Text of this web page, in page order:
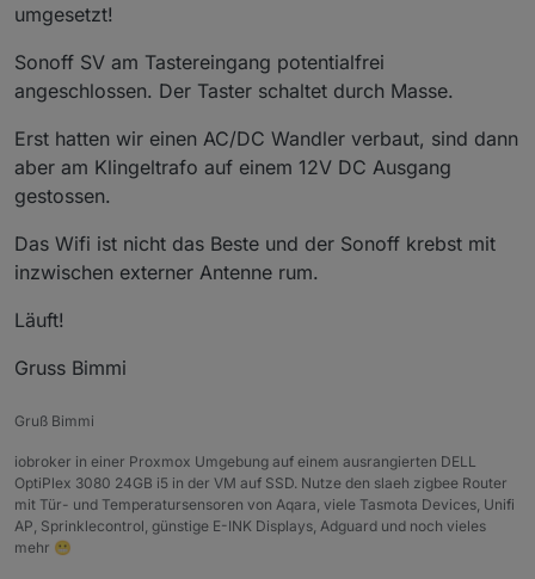
umgesetzt!
Sonoff SV am Tastereingang potentialfrei
angeschlossen. Der Taster schaltet durch Masse.
Erst hatten wir einen AC/DC Wandler verbaut, sind dann
aber am Klingeltrafo auf einem 12V DC Ausgang
gestossen.
Das Wifi ist nicht das Beste und der Sonoff krebst mit
inzwischen externer Antenne rum.
Läuft!
Gruss Bimmi
Gruß Bimmi
iobroker in einer Proxmox Umgebung auf einem ausrangierten DELL
OptiPlex 3080 24GB i5 in der VM auf SSD. Nutze den slaeh zigbee Router
mit Tür- und Temperatursensoren von Aqara, viele Tasmota Devices, Unifi
AP, Sprinklecontrol, günstige E-INK Displays, Adguard und noch vieles
mehr 😬